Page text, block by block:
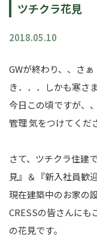
ツチクラ花見
2018.05.10
GWが終わり、、さ
き．．．しかも寒さ
今日この頃ですが、
管理 気をつけてくだ
さて、ツチクラ住建
見』＆『新入社員歓
現在建築中のお家の
CRESSの皆さんにも
の花見です。